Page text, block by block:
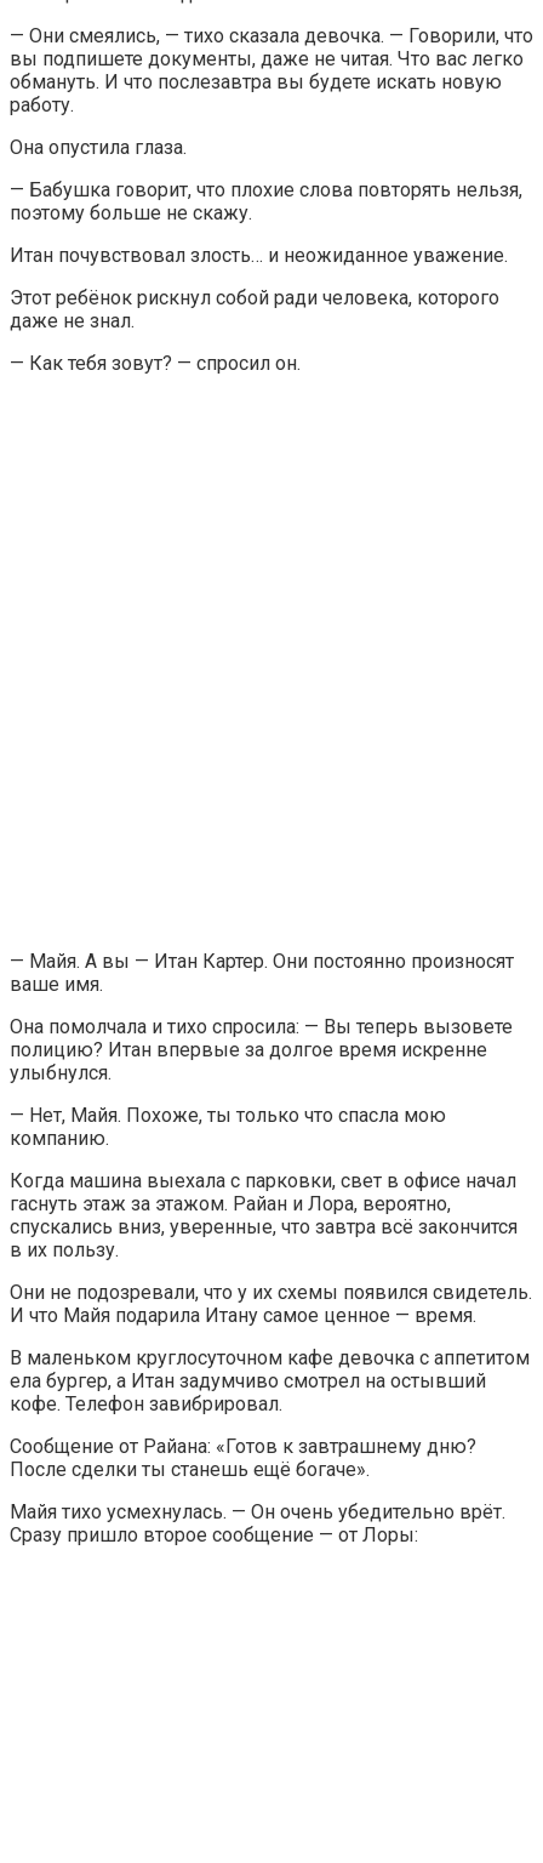
— Они смеялись, — тихо сказала девочка. — Говорили, что
вы подпишете документы, даже не читая. Что вас легко
обмануть. И что послезавтра вы будете искать новую
работу.
Она опустила глаза.
— Бабушка говорит, что плохие слова повторять нельзя,
поэтому больше не скажу.
Итан почувствовал злость… и неожиданное уважение.
Этот ребёнок рискнул собой ради человека, которого
даже не знал.
— Как тебя зовут? — спросил он.
— Майя. А вы — Итан Картер. Они постоянно произносят
ваше имя.
Она помолчала и тихо спросила: — Вы теперь вызовете
полицию? Итан впервые за долгое время искренне
улыбнулся.
— Нет, Майя. Похоже, ты только что спасла мою
компанию.
Когда машина выехала с парковки, свет в офисе начал
гаснуть этаж за этажом. Райан и Лора, вероятно,
спускались вниз, уверенные, что завтра всё закончится
в их пользу.
Они не подозревали, что у их схемы появился свидетель.
И что Майя подарила Итану самое ценное — время.
В маленьком круглосуточном кафе девочка с аппетитом
ела бургер, а Итан задумчиво смотрел на остывший
кофе. Телефон завибрировал.
Сообщение от Райана: «Готов к завтрашнему дню?
После сделки ты станешь ещё богаче».
Майя тихо усмехнулась. — Он очень убедительно врёт.
Сразу пришло второе сообщение — от Лоры: